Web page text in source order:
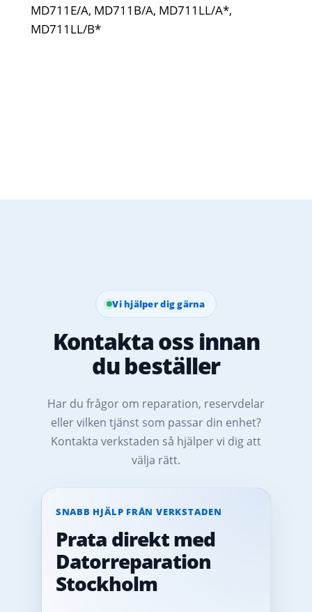
MD711E/A, MD711B/A, MD711LL/A*,
MD711LL/B*
Vi hjälper dig gärna
Kontakta oss innan
du beställer
Har du frågor om reparation, reservdelar
eller vilken tjänst som passar din enhet?
Kontakta verkstaden så hjälper vi dig att
välja rätt.
SNABB HJÄLP FRÅN VERKSTADEN
Prata direkt med
Datorreparation
Stockholm